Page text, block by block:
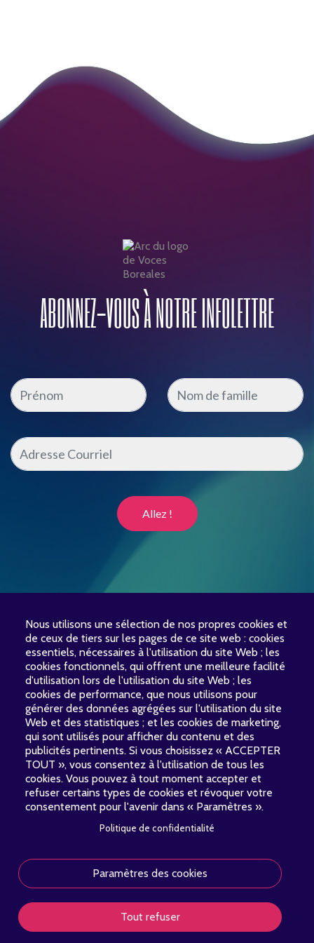
ABONNEZ-VOUS À NOTRE INFOLETTRE
DE
PAGE
Soutenir
Nous utilisons une sélection de nos propres cookies et
de ceux de tiers sur les pages de ce site web : cookies
essentiels, nécessaires à l'utilisation du site Web ; les
cookies fonctionnels, qui offrent une meilleure facilité
d'utilisation lors de l'utilisation du site Web ; les
cookies de performance, que nous utilisons pour
générer des données agrégées sur l'utilisation du site
Web et des statistiques ; et les cookies de marketing,
qui sont utilisés pour afficher du contenu et des
publicités pertinents. Si vous choisissez « ACCEPTER
TOUT », vous consentez à l'utilisation de tous les
cookies. Vous pouvez à tout moment accepter et
refuser certains types de cookies et révoquer votre
consentement pour l'avenir dans « Paramètres ».
Politique de confidentialité
Paramètres des cookies
Tout refuser